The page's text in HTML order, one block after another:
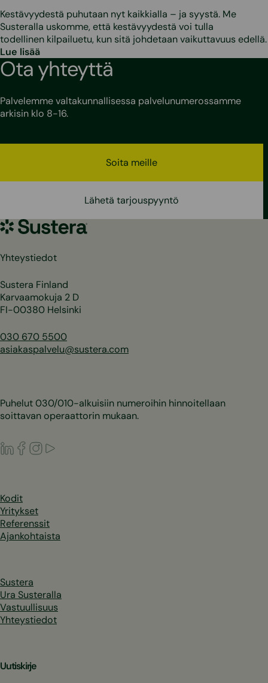
Kestävyydestä puhutaan nyt kaikkialla – ja syystä. Me
Susteralla uskomme, että kestävyydestä voi tulla
todellinen kilpailuetu, kun sitä johdetaan vaikuttavuus edellä.
Lue lisää
Ota yhteyttä
Palvelemme valtakunnallisessa palvelunumerossamme
arkisin klo 8-16.
Soita meille
Lähetä tarjouspyyntö
Sustera
Yhteystiedot
Sustera Finland
Karvaamokuja 2 D
FI-00380 Helsinki
030 670 5500
asiakaspalvelu@sustera.com
Puhelut 030/010-alkuisiin numeroihin hinnoitellaan
soittavan operaattorin mukaan.
LinkedIn
Facebook
Instagram
Kodit
Yritykset
Referenssit
Ajankohtaista
Sustera
Ura Susteralla
Vastuullisuus
Yhteystiedot
Uutiskirje